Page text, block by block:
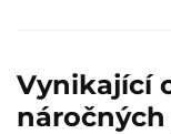
Vynikající